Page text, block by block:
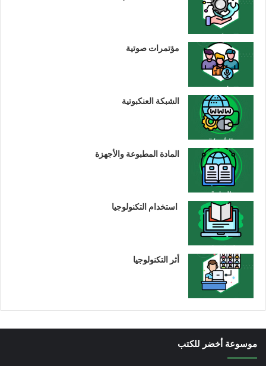
مؤتمرات صوتية
الشبكة العنكبوتية
المادة المطبوعة والأجهزة
استخدام التكنولوجيا
أثر التكنولوجيا
موسوعة أخضر للكتب